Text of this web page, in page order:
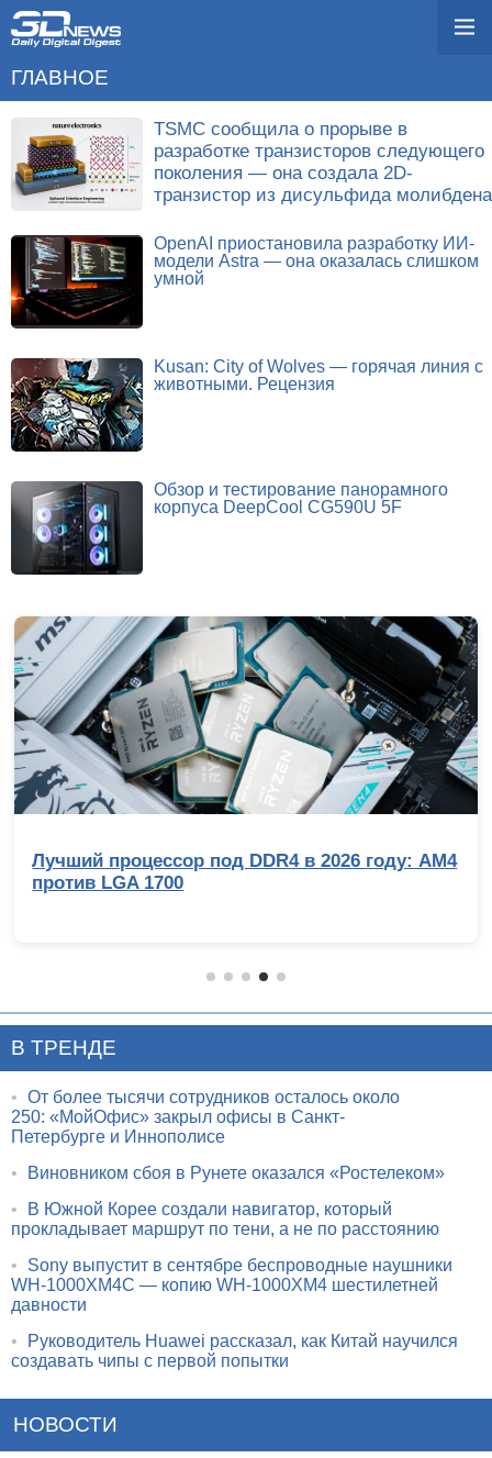
ГЛАВНОЕ
TSMC сообщила о прорыве в
разработке транзисторов следующего
поколения — она создала 2D-
транзистор из дисульфида молибдена
OpenAI приостановила разработку ИИ-
модели Astra — она оказалась слишком
умной
Kusan: City of Wolves — горячая линия с
животными. Рецензия
Обзор и тестирование панорамного
корпуса DeepCool CG590U 5F
Лучший процессор под DDR4 в 2026 году: AM4
против LGA 1700
В ТРЕНДЕ
• От более тысячи сотрудников осталось около
250: «МойОфис» закрыл офисы в Санкт-
Петербурге и Иннополисе
•
Виновником сбоя в Рунете оказался «Ростелеком»
•
В Южной Корее создали навигатор, который
прокладывает маршрут по тени, а не по расстоянию
•
Sony выпустит в сентябре беспроводные наушники
WH-1000XM4C — копию WH-1000XM4 шестилетней
давности
•
Руководитель Huawei рассказал, как Китай научился
создавать чипы с первой попытки
НОВОСТИ